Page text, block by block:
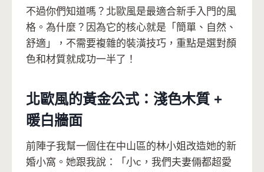
不過你們知道嗎？北歐風是最適合新手入門的風
格。為什麼？因為它的核心就是「簡單、自然、
舒適」，不需要複雜的裝潢技巧，重點是選對顏
色和材質就成功一半了！
北歐風的黃金公式：淺色木質 +
暖白牆面
前陣子我幫一個住在中山區的林小姐改造她的新
婚小窩。她跟我說：「小c，我們夫妻倆都超愛